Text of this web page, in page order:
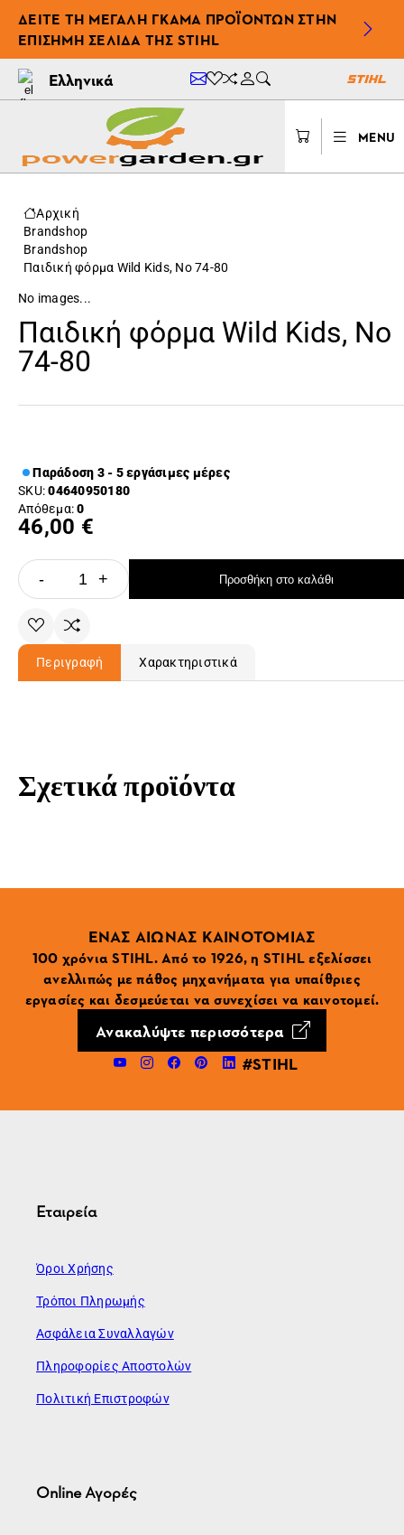
ΔΕΊΤΕ ΤΗ ΜΕΓΆΛΗ ΓΚΆΜΑ ΠΡΟΪΌΝΤΩΝ ΣΤΗΝ
ΕΠΊΣΗΜΗ ΣΕΛΊΔΑ ΤΗΣ STIHL
Ελληνικά
MENU
Αρχική
Brandshop
Brandshop
Παιδική φόρμα Wild Kids, Νο 74-80
No images...
Παιδική φόρμα Wild Kids, Νο
74-80
Παράδοση 3 - 5 εργάσιμες μέρες
SKU:04640950180
Απόθεμα:0
46,00 €
- + Προσθήκη στο καλάθι
Περιγραφή Χαρακτηριστικά
Σχετικά προϊόντα
ΕΝΑΣ ΑΙΩΝΑΣ ΚΑΙΝΟΤΟΜΙΑΣ
100 χρόνια STIHL. Από το 1926, η STIHL εξελίσσει
ανελλιπώς με πάθος μηχανήματα για υπαίθριες
εργασίες και δεσμεύεται να συνεχίσει να καινοτομεί.
Ανακαλύψτε περισσότερα
#STIHL
Εταιρεία
Όροι Χρήσης
Τρόποι Πληρωμής
Ασφάλεια Συναλλαγών
Πληροφορίες Αποστολών
Πολιτική Επιστροφών
Online Αγορές